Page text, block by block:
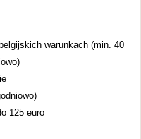
warunkach (min. 40
125 euro